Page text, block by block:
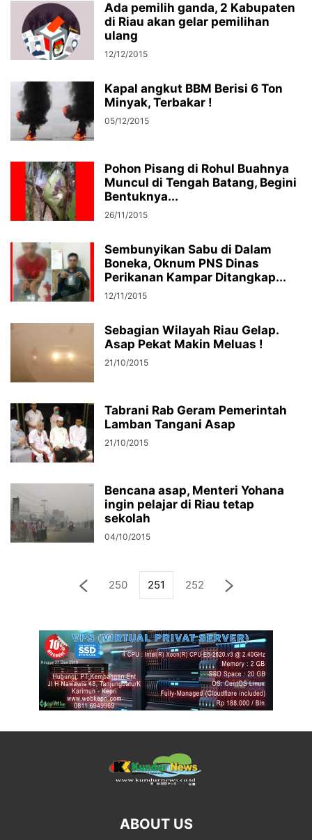
Ada pemilih ganda, 2 Kabupaten
di Riau akan gelar pemilihan
ulang
12/12/2015
Kapal angkut BBM Berisi 6 Ton
Minyak, Terbakar !
05/12/2015
Pohon Pisang di Rohul Buahnya
Muncul di Tengah Batang, Begini
Bentuknya...
26/11/2015
Sembunyikan Sabu di Dalam
Boneka, Oknum PNS Dinas
Perikanan Kampar Ditangkap...
12/11/2015
Sebagian Wilayah Riau Gelap.
Asap Pekat Makin Meluas !
21/10/2015
Tabrani Rab Geram Pemerintah
Lamban Tangani Asap
21/10/2015
Bencana asap, Menteri Yohana
ingin pelajar di Riau tetap
sekolah
04/10/2015
250 251 252
ABOUT US